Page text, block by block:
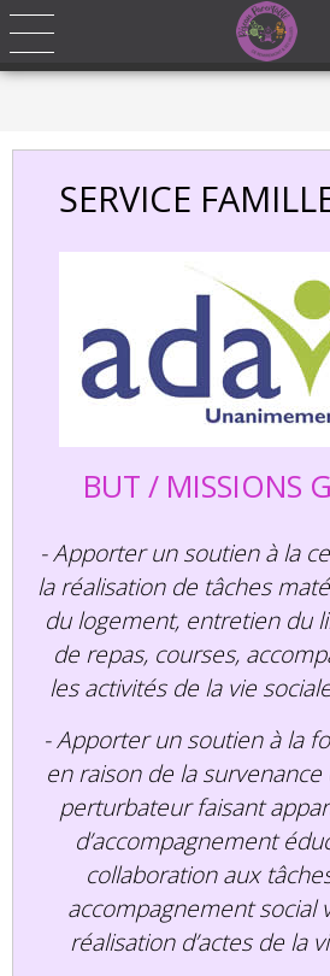
Ce site utilise des cookies. En naviguant
l'installation et l'utilisation des cookies sur
SERVICE
BUT / MISSIONS
- Apporter un soutien à la
la réalisation de tâches
du logement, entretien du
de repas, courses,
les activités de la vie
- Apporter un soutien à la
en raison de la survenance
perturbateur faisant
d’accompagnement
collaboration aux
accompagnement social
réalisation d’actes de la